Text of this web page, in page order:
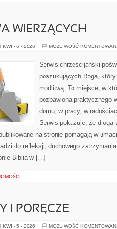
WIERZĄCYCH
KWI - 6 - 2026 MOŻLIWOŚĆ
Serwis chrześcijański
poszukujących Boga,
modlitwą. To miejsce, w
pozbawiona praktycznego
domu, w pracy, w
Serwis pokazuje, że droga
na stronie pomagają w
do refleksji, duchowego
Biblia w […]
I PORĘCZE
KWI - 5 - 2026 MOŻLIWOŚĆ